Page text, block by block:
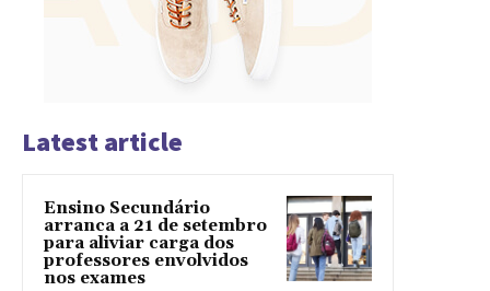
Latest article
Ensino Secundário
arranca a 21 de setembro
para aliviar carga dos
professores envolvidos
nos exames